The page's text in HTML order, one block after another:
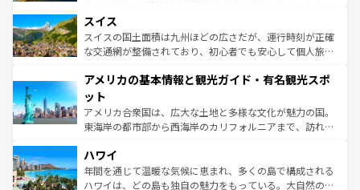
を参照してほしい。
は、お酒好きな人にはぜひ体験してほしい。 なお、新着の
ドイツ情報はコンテンツ一覧を参照してほしい。
リアごとに異なる魅力がある。また、優雅なアフタヌーン
ティー、ビール好きにはたまらない英国パブ、サッカー観
戦など、本場だからこそできる体験も豊富。イギリスを旅
ンツ一覧を参照してほしい。
スイス
スイスの国土面積は九州ほどの広さだが、運行時刻が正確
な交通網が整備されており、初心者でも安心して個人旅行
の建物がそのまま残る町や、スイスならではのユニークな
博物館もあり、アルプス観光だけでなく町歩きも満喫する
ことができる。国民の所得が高いため物価も高いが、旅行
者向けの交通パス提供のサービスもあり、うまく活用すれ
着のスイス情報は
アメリカの基本情報と観光ガイド・有名観光スポ
ット
アメリカ合衆国は、広大な土地と多様な文化が魅力の国。
東海岸の都市部から西海岸のカリフォルニアまで、訪れる
のような巨大都市は、観光、ショッピング、エンターテイ
ンメントが詰まった刺激的なスポットだ。一方、アメリカ
西部には大自然が広がり、グランドキャニオンやイエロー
ハワイ
年間を通じて温暖な気候に恵まれ、多くの島で構成される
ハワイは、どの島も独自の魅力をもっている。大自然の神